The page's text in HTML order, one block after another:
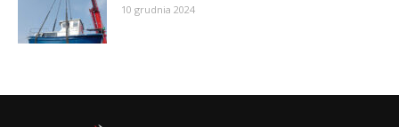
10 grudnia 2024